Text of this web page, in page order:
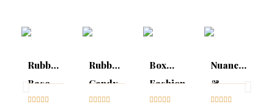
Rubber
Base
Candy

Rubber
Candy
Glitter

Box
Fashion
Week

Nuancier
&
Sparkling
